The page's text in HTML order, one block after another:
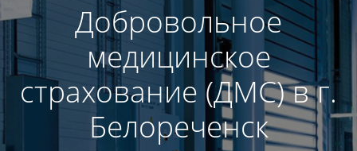
Добровольное
медицинское
страхование (ДМС) в г.
Белореченск